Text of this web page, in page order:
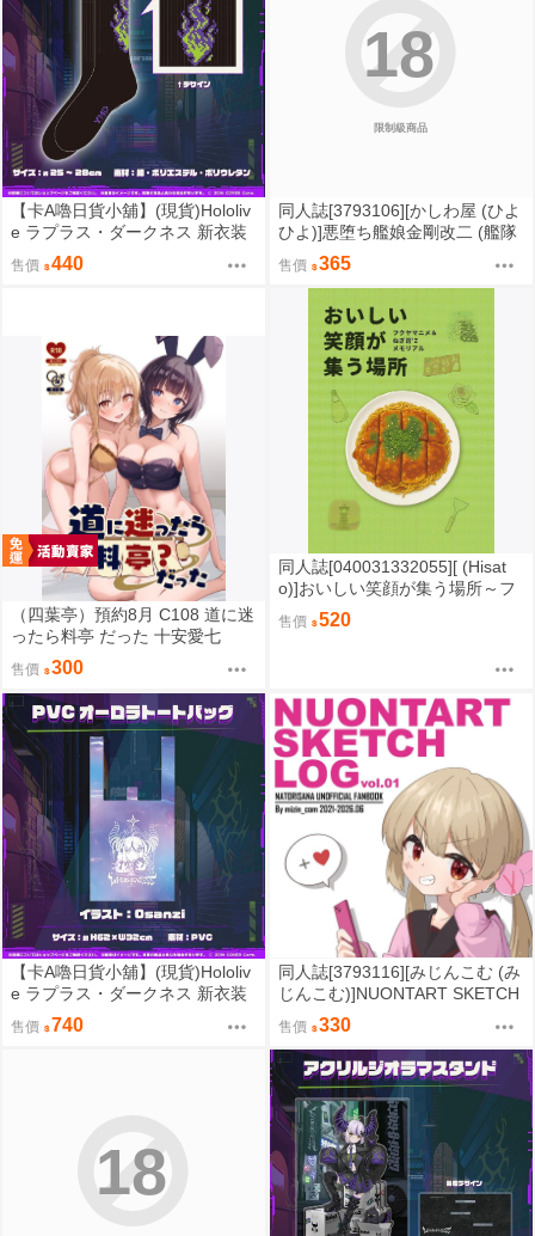
【卡A嚕日貨小舖】(現貨)Hololiv
e ラプラス・ダークネス 新衣装
記念2024 靴下 襪子
售價 440
限制級商品
18
同人誌[3793106][かしわ屋 (ひよ
ひよ)]悪堕ち艦娘金剛改二 (艦隊
售價 365
（四葉亭）預約8月 C108 道に迷
ったら料亭 だった 十安愛七
售價 300
同人誌[040031332055][ (Hisat
o)]おいしい笑顔が集う場所～フ
クヤマニメ＆ねぎ房'Zメモリア
ル～ (宇宙戰艦大和號)
售價 520
【卡A嚕日貨小舖】(現貨)Hololiv
e ラプラス・ダークネス 新衣装
記念2024 PVCオーロラトートバ
ッグ 手提袋
售價 740
同人誌[3793116][みじんこむ (み
じんこむ)]NUONTART SKETCH
LOG vol.01 (虛擬YouTuber)
售價 330
18